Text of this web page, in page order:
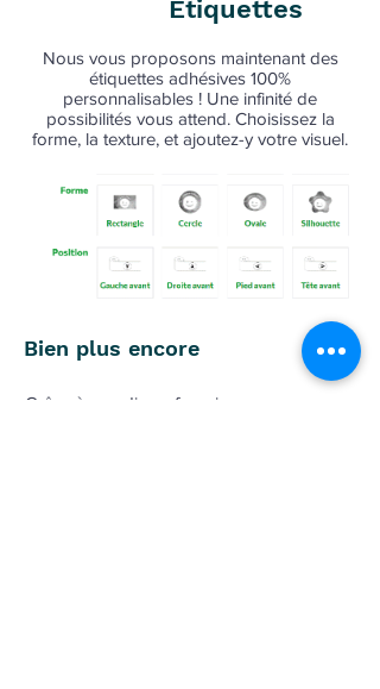
Etiquettes
Nous vous proposons maintenant des
étiquettes adhésives 100%
personnalisables ! Une infinité de
possibilités vous attend. Choisissez la
forme, la texture, et ajoutez-y votre visuel.
Bien plus encore
Grâce à nos divers fournisseurs, nous vous